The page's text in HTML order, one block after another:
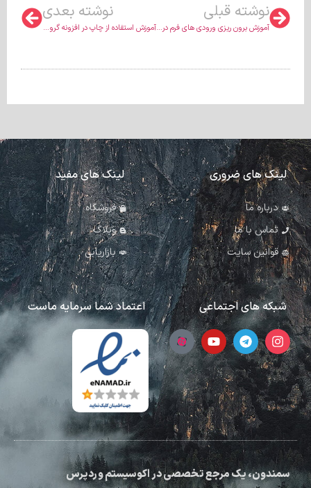
نوشته قبلی
آموزش برون ریزی ورودی های فرم در افزونه گرویتی فرمز
نوشته بعدی
آموزش استفاده از چاپ در افزونه گرویتی فرمز
لینک های ضروری
درباره ما
تماس با ما
قوانین سایت
لینک های مفید
فروشگاه
وبلاگ
بازاریابی
شبکه های اجتماعی اعتماد شما سرمایه ماست
سمندون، یک مرجع تخصصی در اکوسیستم وردپرس